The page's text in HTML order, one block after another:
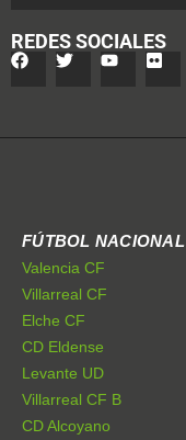
REDES SOCIALES
FÚTBOL NACIONAL
Valencia CF
Villarreal CF
Elche CF
CD Eldense
Levante UD
Villarreal CF B
CD Alcoyano